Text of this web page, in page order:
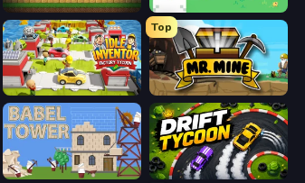
Pickaxe Crusher Idle The MachinEGG
Idle Inventor
Top
Mr. Mine
Babel Tower Drift Tycoon